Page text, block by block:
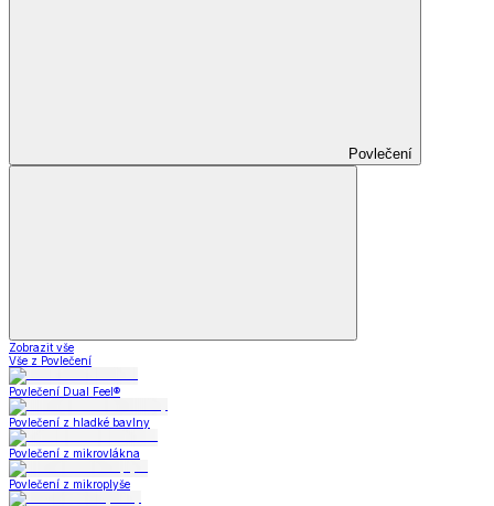
Povlečení
Zobrazit vše
Vše z Povlečení
Povlečení Dual Feel®
Povlečení z hladké bavlny
Povlečení z mikrovlákna
Povlečení z mikroplyše